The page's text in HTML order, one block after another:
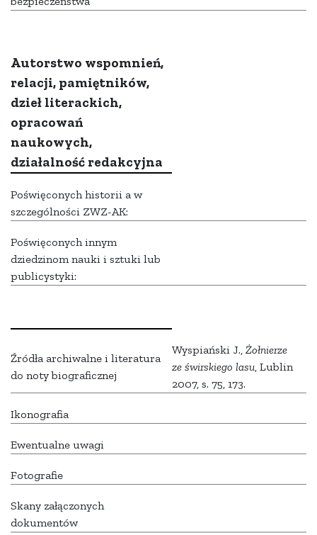
Autorstwo wspomnień,
relacji, pamiętników,
dzieł literackich,
opracowań
naukowych,
działalność redakcyjna
Poświęconych historii a w
szczególności ZWZ-AK:
Poświęconych innym
dziedzinom nauki i sztuki lub
publicystyki:
Źródła archiwalne i literatura
do noty biograficznej
Wyspiański J., Żołnierze
ze świrskiego lasu, Lublin
2007, s. 75, 173.
Ikonografia
Ewentualne uwagi
Fotografie
Skany załączonych
dokumentów